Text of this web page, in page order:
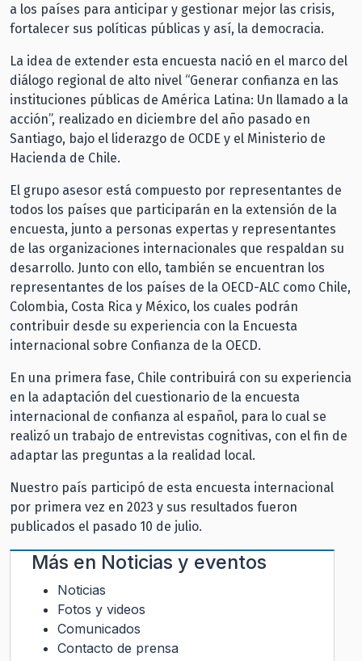
a los países para anticipar y gestionar mejor las crisis,
fortalecer sus políticas públicas y así, la democracia.
La idea de extender esta encuesta nació en el marco del
diálogo regional de alto nivel “Generar confianza en las
instituciones públicas de América Latina: Un llamado a la
acción”, realizado en diciembre del año pasado en
Santiago, bajo el liderazgo de OCDE y el Ministerio de
Hacienda de Chile.
El grupo asesor está compuesto por representantes de
todos los países que participarán en la extensión de la
encuesta, junto a personas expertas y representantes
de las organizaciones internacionales que respaldan su
desarrollo. Junto con ello, también se encuentran los
representantes de los países de la OECD-ALC como Chile,
Colombia, Costa Rica y México, los cuales podrán
contribuir desde su experiencia con la Encuesta
internacional sobre Confianza de la OECD.
En una primera fase, Chile contribuirá con su experiencia
en la adaptación del cuestionario de la encuesta
internacional de confianza al español, para lo cual se
realizó un trabajo de entrevistas cognitivas, con el fin de
adaptar las preguntas a la realidad local.
Nuestro país participó de esta encuesta internacional
por primera vez en 2023 y sus resultados fueron
publicados el pasado 10 de julio.
Más en Noticias y eventos
Noticias
Fotos y videos
Comunicados
Contacto de prensa